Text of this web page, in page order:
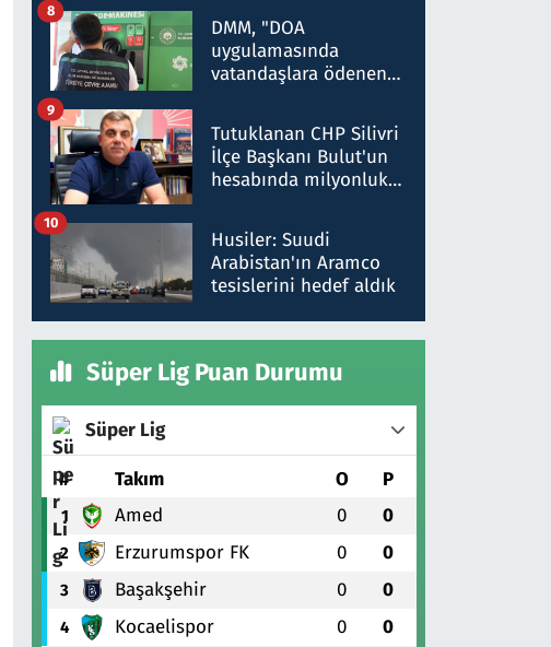
DMM, "DOA
uygulamasında
vatandaşlara ödenen
düşürüldüğü" iddiasını
yalanladı
8
Tutuklanan CHP Silivri
İlçe Başkanı Bulut'un
hesabında milyonluk
talimat verdi, ben
gönderdim
9
Husiler: Suudi
Arabistan'ın Aramco
tesislerini hedef aldık
10
Süper Lig Puan Durumu
Süper Lig
# Takım O P
1 Amed 0 0
2 Erzurumspor FK 0 0
3 Başakşehir 0 0
4 Kocaelispor 0 0